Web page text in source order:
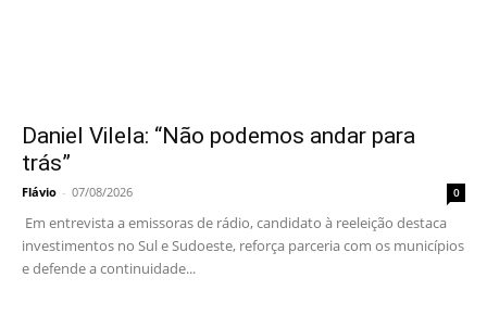
Daniel Vilela: “Não podemos andar para
trás”
Flávio - 07/08/2026 0
Em entrevista a emissoras de rádio, candidato à reeleição destaca
investimentos no Sul e Sudoeste, reforça parceria com os municípios
e defende a continuidade...